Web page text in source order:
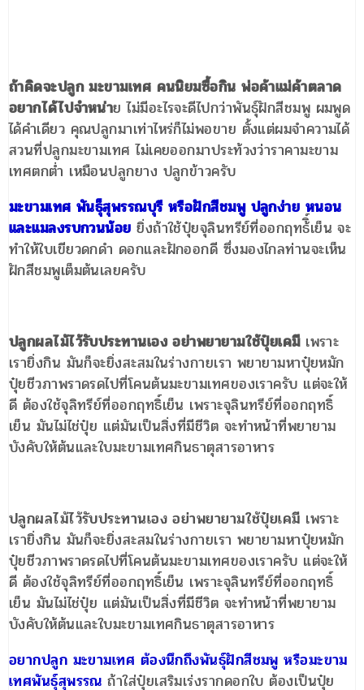
ถ้าคิดจะปลูก มะขามเทศ คนนิยมซื้อกิน พ่อค้าแม่ค้าตลาด
อยากได้ไปจำหน่าย ไม่มีอะไรจะดีไปกว่าพันธุ์ฝักสีชมพู ผมพูด
ได้คำเดียว คุณปลูกมาเท่าไหร่ก็ไม่พอขาย ตั้งแต่ผมจำความได้
สวนที่ปลูกมะขามเทศ ไม่เคยออกมาประท้วงว่าราคามะขาม
เทศตกต่ำ เหมือนปลูกยาง ปลูกข้าวครับ
มะขามเทศ พันธุ็สุพรรณบุรี หรือฝักสีชมพู ปลูกง่าย หนอน
และแมลงรบกวนน้อย ยิ่งถ้าใช้ปุ๋ยจุลินทรีย์ที่ออกฤทธ้ิ์เย็น จะ
ทำให้ใบเขียวดกดำ ดอกและฝักออกดี ซึ่งมองไกลท่านจะเห็น
ฝักสีชมพูเต็มต้นเลยครับ
ปลูกผลไม้ไว้รับประทานเอง อย่าพยายามใช้ปุ๋ยเคมีเพราะ
เรายิ่งกิน มันก็จะยิ่งสะสมในร่างกายเรา พยายามหาปุ๋ยหมัก
ปุ๋ยชีวภาพราดรดไปที่โคนต้นมะขามเทศของเราครับ แต่จะให้
ดี ต้องใช้จุลิทรีย์ที่ออกฤทธิ์เย็น เพราะจุลินทรีย์ที่ออกฤทธิ์
เย็น มันไม่ไช่ปุ๋ย แต่มันเป็นสิ่งที่มีชีวิต จะทำหน้าที่พยายาม
บังคับให้ต้นและใบมะขามเทศกินธาตุสารอาหาร
ปลูกผลไม้ไว้รับประทานเอง อย่าพยายามใช้ปุ๋ยเคมี เพราะ
เรายิ่งกิน มันก็จะยิ่งสะสมในร่างกายเรา พยายามหาปุ๋ยหมัก
ปุ๋ยชีวภาพราดรดไปที่โคนต้นมะขามเทศของเราครับ แต่จะให้
ดี ต้องใช้จุลิทรีย์ที่ออกฤทธิ์เย็น เพราะจุลินทรีย์ที่ออกฤทธิ์
เย็น มันไม่ไช่ปุ๋ย แต่มันเป็นสิ่งที่มีชีวิต จะทำหน้าที่พยายาม
บังคับให้ต้นและใบมะขามเทศกินธาตุสารอาหาร
อยากปลูก มะขามเทศ ต้องนึกถึงพันธุ์ฝักสีชมพู หรือมะขาม
เทศพันธุ์สุพรรณ ถ้าใส่ปุ๋ยเสริมเร่งรากดอกใบ ต้องเป็นปุ๋ย